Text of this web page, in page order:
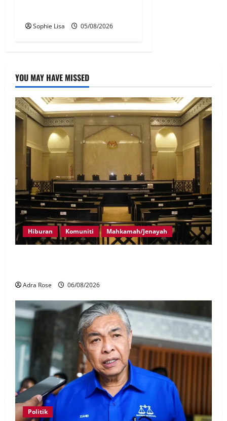
Sophie Lisa 05/08/2026
YOU MAY HAVE MISSED
Hiburan Komuniti Mahkamah/Jenayah
Adra Rose 06/08/2026
Politik